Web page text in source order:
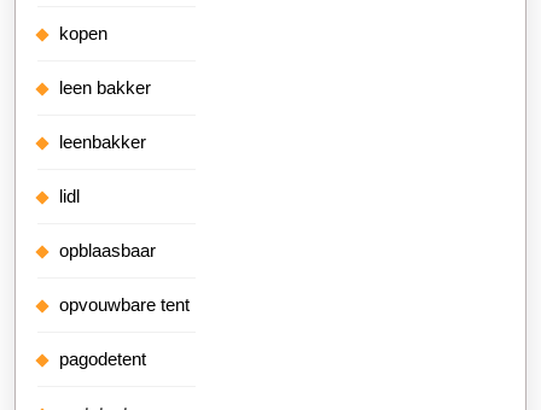
kopen
leen bakker
leenbakker
lidl
opblaasbaar
opvouwbare tent
pagodetent